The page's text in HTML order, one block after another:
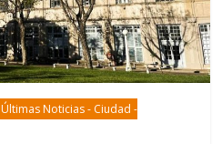
Últimas Noticias - Ciudad -